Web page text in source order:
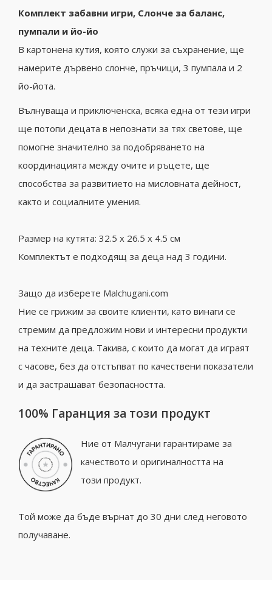
Комплект забавни игри, Слонче за баланс,
пумпали и йо-йо
В картонена кутия, която служи за съхранение, ще
намерите дървено слонче, пръчици, 3 пумпала и 2
йо-йота.
Вълнуваща и приключенска, всяка една от тези игри
ще потопи децата в непознати за тях светове, ще
помогне значително за подобряването на
координацията между очите и ръцете, ще
способства за развитието на мисловната дейност,
както и социалните умения.
Размер на кутята: 32.5 x 26.5 x 4.5 см
Комплектът е подходящ за деца над 3 години.
Защо да изберете Malchugani.com
Ние се грижим за своите клиенти, като винаги се
стремим да предложим нови и интересни продукти
на техните деца. Такива, с които да могат да играят
с часове, без да отстъпват по качествени показатели
и да застрашават безопасността.
100% Гаранция за този продукт
Ние от Малчугани гарантираме за
качеството и оригиналността на
този продукт.
Той може да бъде върнат до 30 дни след неговото
получаване.